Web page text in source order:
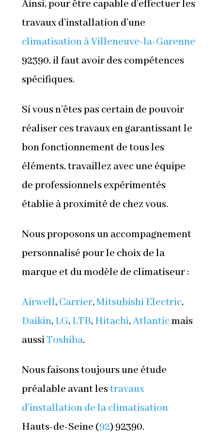
Ainsi, pour être capable d’effectuer les
travaux d’installation d’une
climatisation à Villeneuve-la-Garenne
92390, il faut avoir des compétences
spécifiques.
Si vous n’êtes pas certain de pouvoir
réaliser ces travaux en garantissant le
bon fonctionnement de tous les
éléments, travaillez avec une équipe
de professionnels expérimentés
établie à proximité de chez vous.
Nous proposons un accompagnement
personnalisé pour le choix de la
marque et du modèle de climatiseur :
Airwell,Carrier,Mitsubishi Electric,
Daikin,LG,LTB,Hitachi,Atlanticmais
aussiToshiba.
Nous faisons toujours une étude
préalable avant lestravaux
d’installation de la climatisation
Hauts-de-Seine (92) 92390.